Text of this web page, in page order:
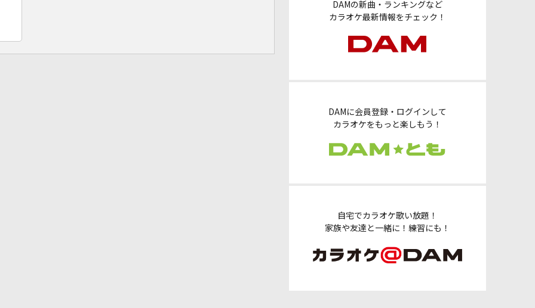
DAMの新曲・ランキングなど
カラオケ最新情報をチェック！
DAMに会員登録・ログインして
カラオケをもっと楽しもう！
自宅でカラオケ歌い放題！
家族や友達と一緒に！練習にも！